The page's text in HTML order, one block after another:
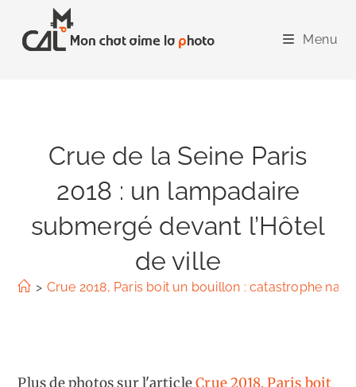
content
Menu
Crue de la Seine Paris
2018 : un lampadaire
submergé devant l’Hôtel
de ville
> Crue 2018, Paris boit un bouillon : catastrophe
Plus de photos sur l'articleCrue 2018, Paris boit